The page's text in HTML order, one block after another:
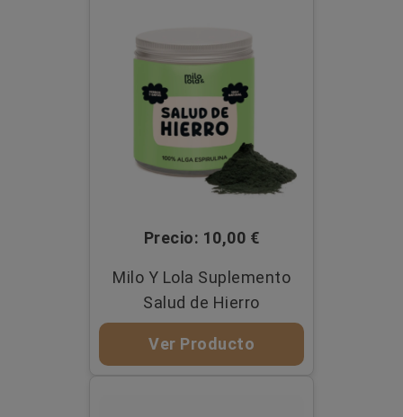
Precio: 10,00 €
Milo Y Lola Suplemento
Salud de Hierro
Ver Producto